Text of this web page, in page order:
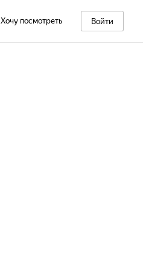
Хочу посмотреть Войти